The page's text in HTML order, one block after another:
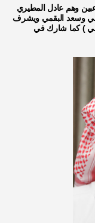
وهم عادل المطيري
وسعد البقمي ويشرف
) كما شارك في